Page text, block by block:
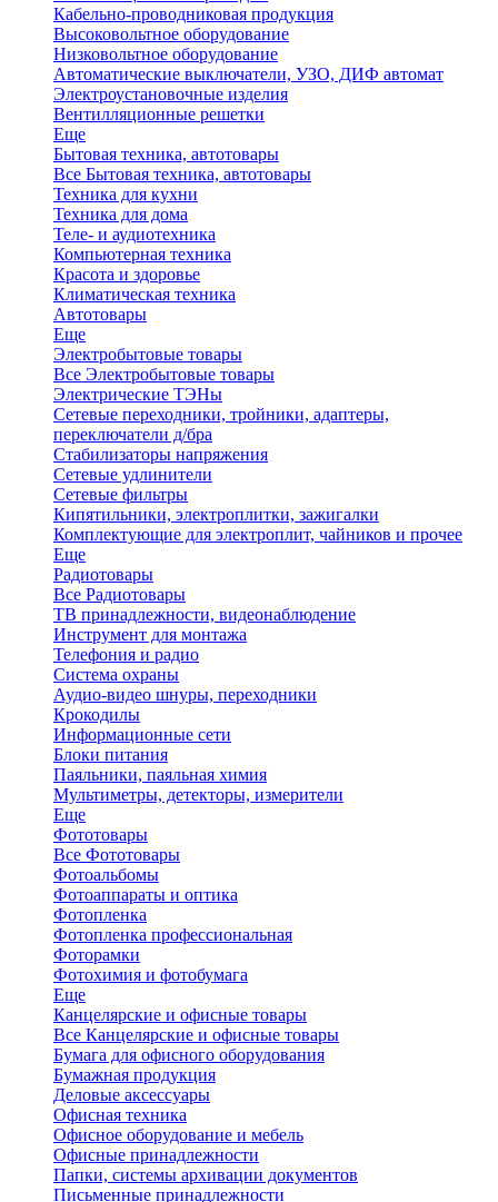
Кабельно-проводниковая продукция
Высоковольтное оборудование
Низковольтное оборудование
Автоматические выключатели, УЗО, ДИФ автомат
Электроустановочные изделия
Вентилляционные решетки
Еще
Бытовая техника, автотовары
Все Бытовая техника, автотовары
Техника для кухни
Техника для дома
Теле- и аудиотехника
Компьютерная техника
Красота и здоровье
Климатическая техника
Автотовары
Еще
Электробытовые товары
Все Электробытовые товары
Электрические ТЭНы
Сетевые переходники, тройники, адаптеры,
переключатели д/бра
Стабилизаторы напряжения
Сетевые удлинители
Сетевые фильтры
Кипятильники, электроплитки, зажигалки
Комплектующие для электроплит, чайников и прочее
Еще
Радиотовары
Все Радиотовары
ТВ принадлежности, видеонаблюдение
Инструмент для монтажа
Телефония и радио
Система охраны
Аудио-видео шнуры, переходники
Крокодилы
Информационные сети
Блоки питания
Паяльники, паяльная химия
Мультиметры, детекторы, измерители
Еще
Фототовары
Все Фототовары
Фотоальбомы
Фотоаппараты и оптика
Фотопленка
Фотопленка профессиональная
Фоторамки
Фотохимия и фотобумага
Еще
Канцелярские и офисные товары
Все Канцелярские и офисные товары
Бумага для офисного оборудования
Бумажная продукция
Деловые аксессуары
Офисная техника
Офисное оборудование и мебель
Офисные принадлежности
Папки, системы архивации документов
Письменные принадлежности